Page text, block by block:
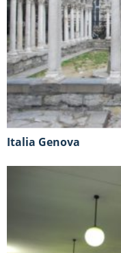
Italia Genova